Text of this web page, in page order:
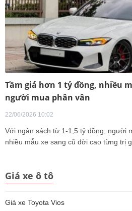
Tầm giá hơn 1 tỷ đồng, nhiều
người mua phân vân
22/06/2026 10:02
Với ngân sách từ 1-1,5 tỷ đồng, người
nhiều mẫu xe sang cũ đời cao từng trị
Giá xe ô tô
Giá xe Toyota Vios